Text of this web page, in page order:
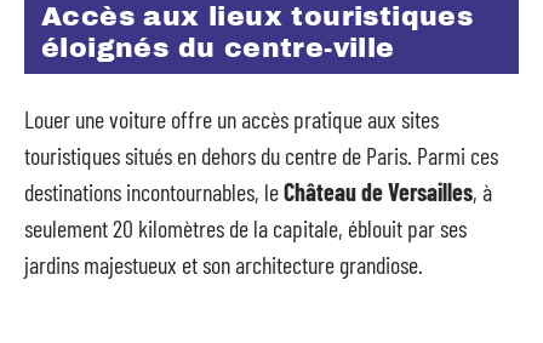
Accès aux lieux touristiques
éloignés du centre-ville
Louer une voiture offre un accès pratique aux sites
touristiques situés en dehors du centre de Paris. Parmi ces
destinations incontournables, leChâteau de Versailles, à
seulement 20 kilomètres de la capitale, éblouit par ses
jardins majestueux et son architecture grandiose.